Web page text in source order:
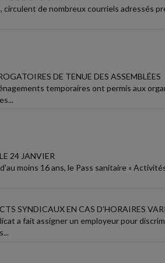
circulent de nombreux courriels adressés
DE TENUE DES ASSEMBLÉES
temporaires ont permis aux
24 JANVIER
moins 16 ans, le Pass sanitaire «
SYNDICAUX EN CAS D'HORAIRES
a fait assigner un employeur pour